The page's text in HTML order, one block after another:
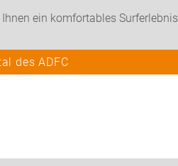
ein komfortables
des ADFC